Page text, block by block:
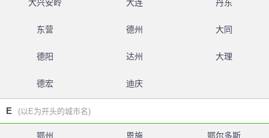
大兴安岭 大连 丹东
东营 德州 大同
德阳 达州 大理
德宏 迪庆
E (以E为开头的城市名)
鄂州 恩施 鄂尔多斯